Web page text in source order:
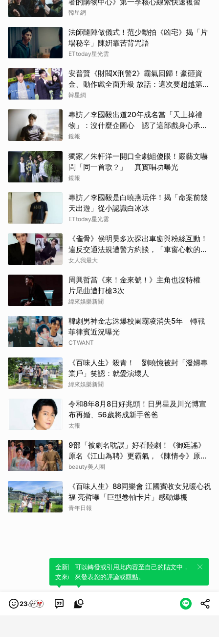
蘇志
楊洋
邊佑
金武
徐
韓星網
法師隨陣做儀式！范少勳拍《凶宅》揭「片
場秘辛」陳姸霏苦背咒語
ETtoday星光雲
安普賢《財閥X刑警2》霸氣回歸！豪砸資
金、動作戲全面升級 放話：這次要超越第一
季
韓星網
專訪／李國毅出道20年成名當「天上掉禮
物」：沒什麼企圖心 認了這部戲身心承受
壓力最大
鏡報
獨家／朱軒洋一開口全劇組傻眼！嚴藝文嚇
問「同一首歌？」 真實唱功曝光
鏡報
專訪／李國毅是白曉燕玩伴！揭「命案前幾
天出遊」從小認識白冰冰
ETtoday星光雲
《雀骨》侯明昊多次探出車窗與粉絲互動！
違反交通法規遭警方約談，「車窗心軟的
神」上熱搜
女人我最大
周興哲當《來！金來號！》主角也沒特權
片尾曲遭打槍3次
緯來娛樂新聞
韓劇男神金志洙爆校園霸凌消失5年 轉戰
菲律賓近況曝光
CTWANT
《百味人生》殺青！ 劉曉憶被封「潑婦專
業戶」笑認：就愛演壞人
緯來娛樂新聞
令和8年8月8日好兆頭！日男星及川光博宣
布再婚、56歲將成新手爸爸
太報
9部「被劇名耽誤」好看陸劇！《御廷謠》
原名《江山為聘》更霸氣，《陳情令》原名
好聽
beauty美人圈
《百味人生》88同樂會 江國賓收女兒暖心祝
福 亮哲曝「巨型卷軸卡片」感動爆棚
青年日報
23
全新體驗！一鍵引用此內容，透過發布貼
文來輕鬆表達個人立場。
可以轉發或引用此內容至自己的貼文中，
來發表您的評論或觀點。